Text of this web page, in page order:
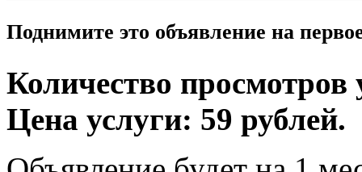
Поднимите это объявление на
Количество просмотров
Цена услуги: 59 рублей.